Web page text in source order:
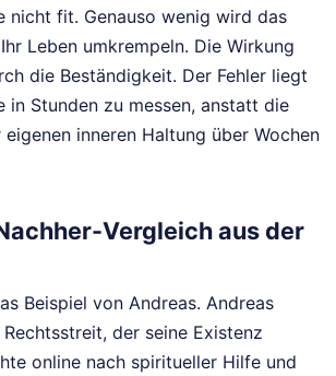
nicht fit. Genauso wenig wird das
Leben umkrempeln. Die Wirkung
die Beständigkeit. Der Fehler liegt
in Stunden zu messen, anstatt die
inneren Haltung über Wochen
Vergleich aus der
Beispiel von Andreas. Andreas
der seine Existenz
online nach spiritueller Hilfe und